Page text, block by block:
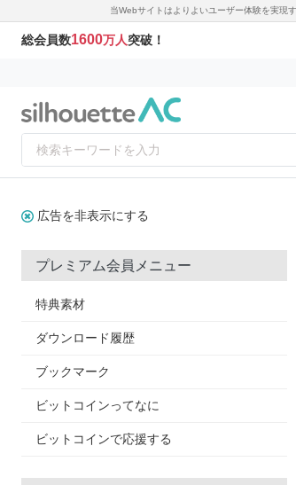
当Webサイトはよりよいユーザー体験を実現
総会員数1600万人突破！
広告を非表示にする
プレミアム会員メニュー
特典素材
ダウンロード履歴
ブックマーク
ビットコインってなに
ビットコインで応援する